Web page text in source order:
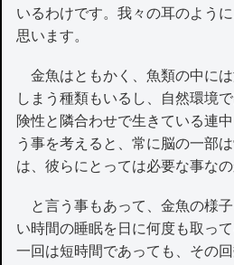
いるわけです。我々の耳のよう
思います。
金魚はともかく、魚類の中に
しまう種類もいるし、自然環境
険性と隣合わせで生きている連
う事を考えると、常に脳の一部
は、彼らにとっては必要な事な
と言う事もあって、金魚の様
い時間の睡眠を日に何度も取っ
一回は短時間であっても、その